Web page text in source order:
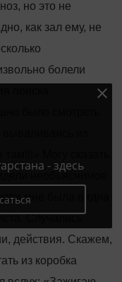
но это не
как зал ему, не
болели
поиска
было смотреть
из
Могу сказать
необъяснимое
мне была видна
Случались
действия. Скажем,
из коробка
- здесь